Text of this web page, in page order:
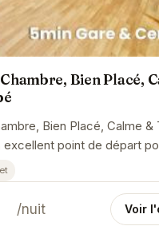
Bien Placé,
Bien Placé, Calme &
excellent point de départ
Son emplacement
/nuit Voir